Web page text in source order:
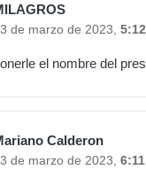
de marzo de 2023,
el nombre del
Calderon
de marzo de 2023,